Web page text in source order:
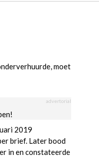
moet
advertorial
2019
brief. Later bood
in en constateerde